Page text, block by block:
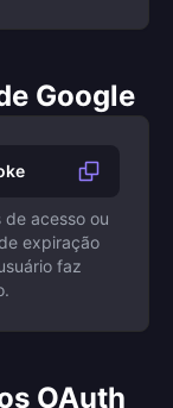
Google
acesso ou
expiração
faz
OAuth